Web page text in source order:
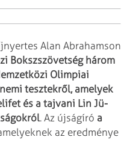
Alan Abrahamson
Bokszszövetség három
Olimpiai
tesztekről, amelyek
és a tajvani Lin Jü-
. Az újságíró a
az eredménye